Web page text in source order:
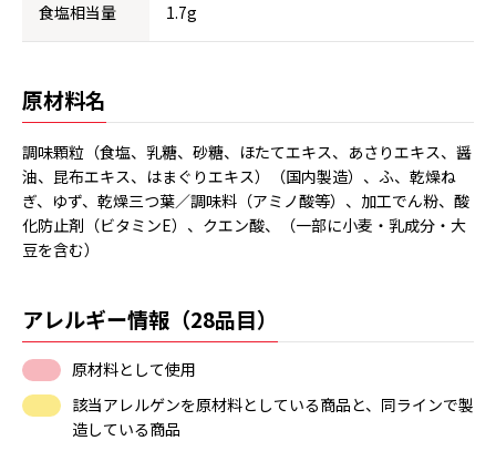
食塩相当量 1.7g
原材料名
調味顆粒（食塩、乳糖、砂糖、ほたてエキス、あさりエキス、醤
油、昆布エキス、はまぐりエキス）（国内製造）、ふ、乾燥ね
ぎ、ゆず、乾燥三つ葉／調味料（アミノ酸等）、加工でん粉、酸
化防止剤（ビタミンE）、クエン酸、（一部に小麦・乳成分・大
豆を含む）
アレルギー情報（28品目）
原材料として使用
該当アレルゲンを原材料としている商品と、同ラインで製
造している商品